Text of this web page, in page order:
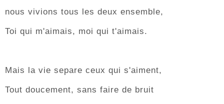
nous vivions tous les deux ensemble,
Toi qui m'aimais, moi qui t'aimais.
Mais la vie separe ceux qui s'aiment,
Tout doucement, sans faire de bruit